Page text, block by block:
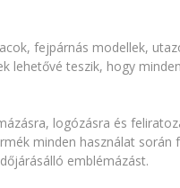
fejpárnás modellek,
lehetővé teszik, hogy
logózásra és
minden használat
emblémázást.